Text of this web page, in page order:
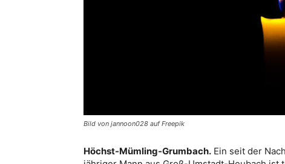
Bild von jannoon028 auf Freepik
Höchst-Mümling-Grumbach. Ein seit der